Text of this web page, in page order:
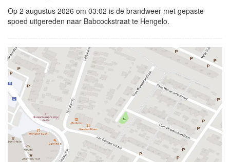
Op 2 augustus 2026 om 03:02 is de brandweer met gepaste
spoed uitgereden naar Babcockstraat te Hengelo.